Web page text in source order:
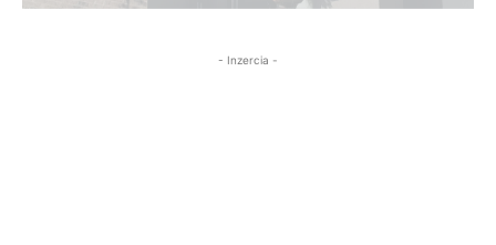
- Inzercia -